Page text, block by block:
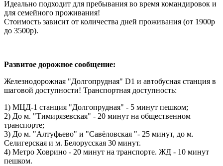
Идеально подходит для пребывания во время командировок и
для семейного проживания!
Стоимость зависит от количества дней проживания (от 1900р
до 3500р).
Развитое дорожное сообщение:
Железнодорожная "Долгопрудная" D1 и автобусная станция в
шаговой доступности! Транспортная доступность:
1) МЦД-1 станция "Долгопрудная" - 5 минут пешком;
2) До м. "Тимирязевская" - 20 минут на общественном
транспорте;
3) До м. "Алтуфьево" и "Савёловская "- 25 минут, до м.
Селигерская и м. Белорусская 30 минут.
4) Метро Ховрино - 20 минут на транспорте. ЖД - 10 минут
пешком.